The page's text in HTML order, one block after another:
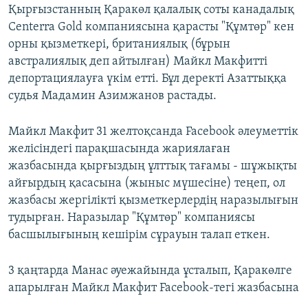
Қырғызстанның Қаракөл қалалық соты канадалық
Centerra Gold компаниясына қарасты "Құмтөр" кен
орны қызметкері, британиялық (бұрын
австралиялық деп айтылған) Майкл Макфитті
депортациялауға үкім етті. Бұл деректі Азаттыққа
судья Мадамин Азимжанов растады.
Майкл Макфит 31 желтоқсанда Facebook әлеуметтік
желісіндегі парақшасында жариялаған
жазбасында қырғыздың ұлттық тағамы - шұжықты
айғырдың қасасына (жыныс мүшесіне) теңеп, ол
жазбасы жергілікті қызметкерлердің наразылығын
тудырған. Наразылар "Құмтөр" компаниясы
басшылығының кешірім сұрауын талап еткен.
3 қаңтарда Манас әуежайында ұсталып, Қаракөлге
апарылған Майкл Макфит Facebook-тегі жазбасына